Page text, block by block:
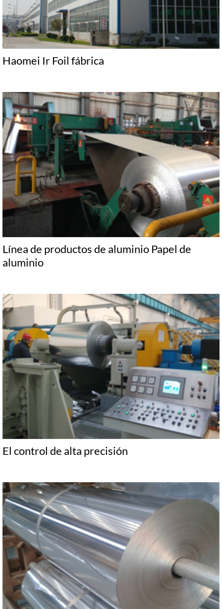
Haomei Ir Foil fábrica
Línea de productos de aluminio Papel de
aluminio
El control de alta precisión